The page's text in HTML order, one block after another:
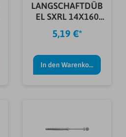
LANGSCHAFTDÜB
EL SXRL 14X160
FUS E
5,19 €*
In den Warenkorb